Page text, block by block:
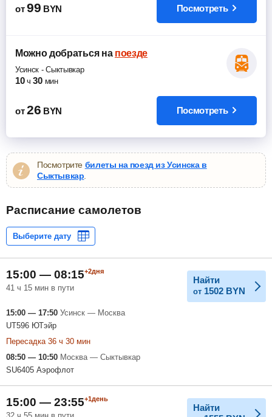
от 99 BYN Посмотреть
Можно добратьсяна поезде
Усинск -Сыктывкар
10 ч 30 мин
от 26 BYN Посмотреть
Посмотрите билеты на поезд из Усинска в
Сыктывкар
Расписание самолетов
15:00 — 08:15+2дня
41 ч 15 мин в пути
Найти
от 1502 BYN
15:00 — 17:50 Усинск — Москва
UT596 ЮТэйр
Пересадка 36 ч 30 мин
08:50 — 10:50 Москва — Сыктывкар
SU6405 Аэрофлот
15:00 — 23:55+1день
32 ч 55 мин в пути
Найти